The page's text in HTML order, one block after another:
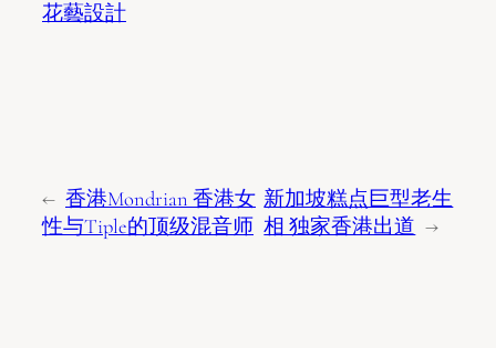
花藝設計
← 香港Mondrian 香港女
性与Tiple的顶级混音师
新加坡糕点巨型老生
相 独家香港出道 →